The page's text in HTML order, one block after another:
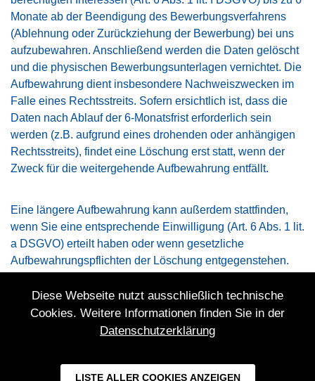
Monate ab der Beendigung des Bewerbungsverfahrens
(Ablehnung oder Zurückziehung der Bewerbung) bei uns
aufzubewahren. Anschließend werden die Daten gelöscht
und die physischen Bewerbungsunterlagen vernichtet. Die
Aufbewahrung dient insbesondere Nachweiszwecken im
Falle eines Rechtsstreits. Sofern ersichtlich ist, dass die
Daten nach Ablauf der 6-Monatsfrist erforderlich sein
werden (z.B. aufgrund eines drohenden oder anhängigen
Rechtsstreits), findet eine Löschung erst statt, wenn der
Zweck für die weitergehende Aufbewahrung entfällt.
Eine längere Aufbewahrung kann außerdem stattfinden,
wenn Sie eine entsprechende Einwilligung (Art. 6 Abs. 1 lit.
a DSGVO) erteilt haben oder wenn gesetzliche
Aufbewahrungspflichten der Löschung entgegenstehen.
Diese Webseite nutzt ausschließlich technische
Cookies. Weitere Informationen finden Sie in der
Datenschutzerklärung
LISTE ALLER COOKIES ANZEIGEN